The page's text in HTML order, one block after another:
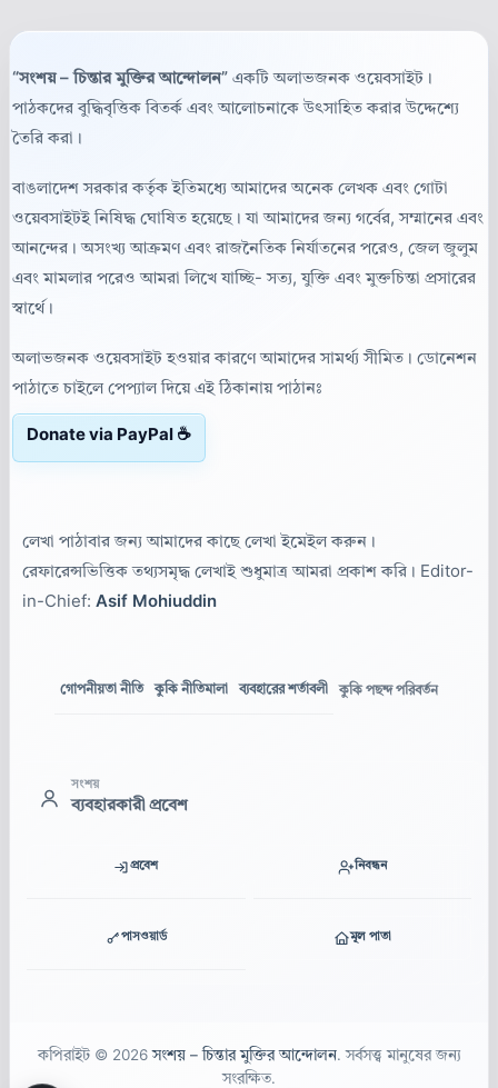
“সংশয় – চিন্তার মুক্তির আন্দোলন” একটি অলাভজনক ওয়েবসাইট।
পাঠকদের বুদ্ধিবৃত্তিক বিতর্ক এবং আলোচনাকে উৎসাহিত করার উদ্দেশ্যে
তৈরি করা।
বাঙলাদেশ সরকার কর্তৃক ইতিমধ্যে আমাদের অনেক লেখক এবং গোটা
ওয়েবসাইটই নিষিদ্ধ ঘোষিত হয়েছে। যা আমাদের জন্য গর্বের, সম্মানের এবং
আনন্দের। অসংখ্য আক্রমণ এবং রাজনৈতিক নির্যাতনের পরেও, জেল জুলুম
এবং মামলার পরেও আমরা লিখে যাচ্ছি- সত্য, যুক্তি এবং মুক্তচিন্তা প্রসারের
স্বার্থে।
অলাভজনক ওয়েবসাইট হওয়ার কারণে আমাদের সামর্থ্য সীমিত। ডোনেশন
পাঠাতে চাইলে পেপ্যাল দিয়ে এই ঠিকানায় পাঠানঃ
Donate via PayPal ☕
লেখা পাঠাবার জন্য আমাদের কাছে লেখা ইমেইল করুন।
রেফারেন্সভিত্তিক তথ্যসমৃদ্ধ লেখাই শুধুমাত্র আমরা প্রকাশ করি। Editor-
in-Chief: Asif Mohiuddin
গোপনীয়তা নীতি কুকি নীতিমালা ব্যবহারের শর্তাবলী কুকি পছন্দ পরিবর্তন
সংশয়
ব্যবহারকারী প্রবেশ
প্রবেশ নিবন্ধন
পাসওয়ার্ড মূল পাতা
কপিরাইট © 2026সংশয় – চিন্তার মুক্তির আন্দোলন. সর্বসত্ত্ব মানুষের জন্য
সংরক্ষিত.